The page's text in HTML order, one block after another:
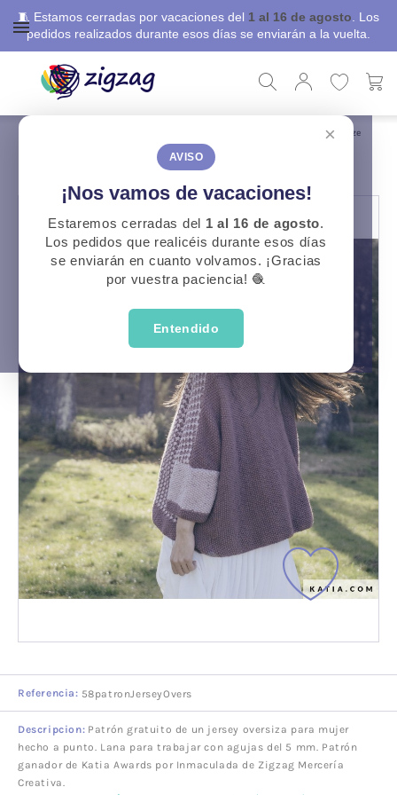
🧵 Estamos cerradas por vacaciones del 1 al 16 de agosto . Los
pedidos realizados durante esos días se enviarán a la vuelta.
×
AVISO
¡Nos vamos de vacaciones!
Estaremos cerradas del 1 al 16 de agosto.
Los pedidos que realicéis durante esos días
se enviarán en cuanto volvamos. ¡Gracias
por vuestra paciencia! 🧶
Entendido
Patrón Jersey Oversize
PATRÓN JERSEY OVERSIZE
Referencia: 58patronJerseyOvers
Descripcion: Patrón gratuito de un jersey oversiza para mujer
hecho a punto. Lana para trabajar con agujas del 5 mm. Patrón
ganador de Katia Awards por Inmaculada de Zigzag Mercería
Creativa.